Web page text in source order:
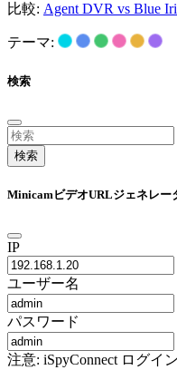
比較: Agent DVR vs Blue
テーマ:
検索
検索
MinicamビデオURLジェネレー
IP
ユーザー名
パスワード
注意: iSpyConnect ログイ